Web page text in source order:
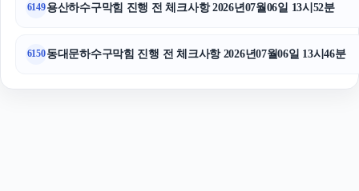
6149용산하수구막힘 진행 전 체크사항 2026년07월06일 13시52분
6150동대문하수구막힘 진행 전 체크사항 2026년07월06일 13시46분